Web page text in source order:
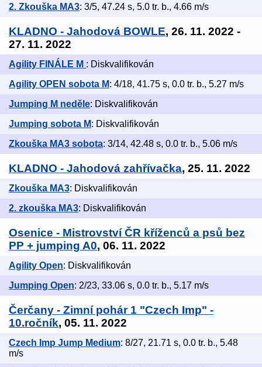
2. Zkouška MA3: 3/5, 47.24 s, 5.0 tr. b., 4.66 m/s
KLADNO - Jahodová BOWLE, 26. 11. 2022 -
27. 11. 2022
Agility FINÁLE M : Diskvalifikován
Agility OPEN sobota M: 4/18, 41.75 s, 0.0 tr. b., 5.27 m/s
Jumping M neděle: Diskvalifikován
Jumping sobota M: Diskvalifikován
Zkouška MA3 sobota: 3/14, 42.48 s, 0.0 tr. b., 5.06 m/s
KLADNO - Jahodová zahřívačka, 25. 11. 2022
Zkouška MA3: Diskvalifikován
2. zkouška MA3: Diskvalifikován
Osenice - Mistrovství ČR kříženců a psů bez
PP + jumping A0, 06. 11. 2022
Agility Open: Diskvalifikován
Jumping Open: 2/23, 33.06 s, 0.0 tr. b., 5.17 m/s
Čerčany - Zimní pohár 1 "Czech Imp" -
10.ročník, 05. 11. 2022
Czech Imp Jump Medium: 8/27, 21.71 s, 0.0 tr. b., 5.48
m/s